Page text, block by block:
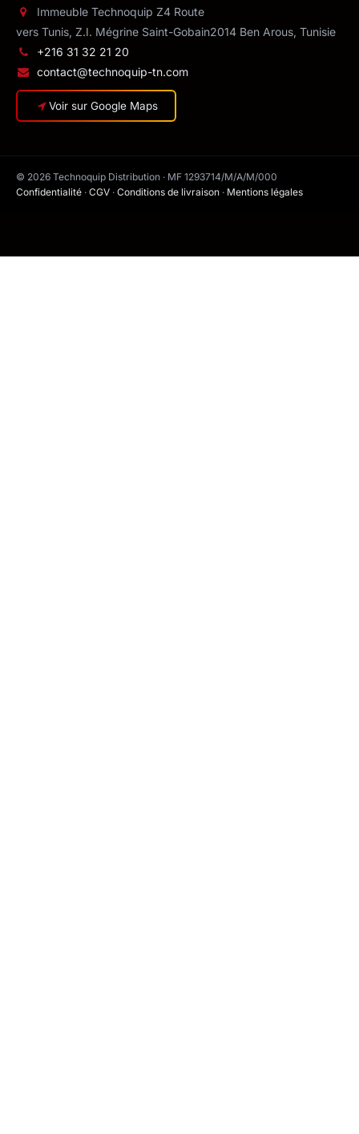
Immeuble Technoquip Z4 Route
vers Tunis, Z.I. Mégrine Saint-Gobain2014 Ben Arous, Tunisie
+216 31 32 21 20
contact@technoquip-tn.com
Voir sur Google Maps
© 2026 Technoquip Distribution · MF 1293714/M/A/M/000
Confidentialité · CGV · Conditions de livraison · Mentions légales